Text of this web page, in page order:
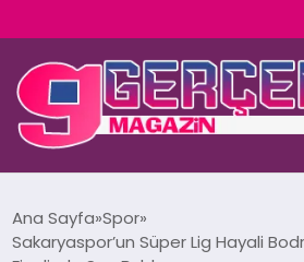
YAŞAM
Ana Sayfa Spor
Sakaryaspor’un Süper Lig Hayali